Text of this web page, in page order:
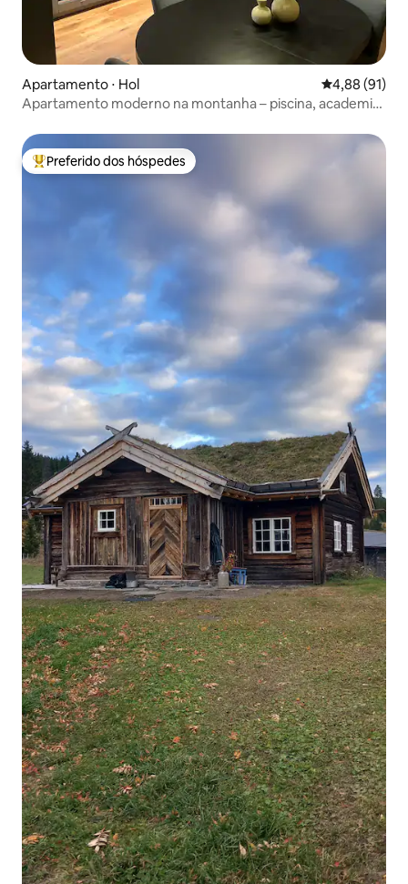
Apartamento ⋅ Hol 4,88 de uma
4,88 (91)
Apartamento moderno na montanha – piscina, academia
Entre os melhores preferidos dos hóspedes
Preferido dos hóspedes